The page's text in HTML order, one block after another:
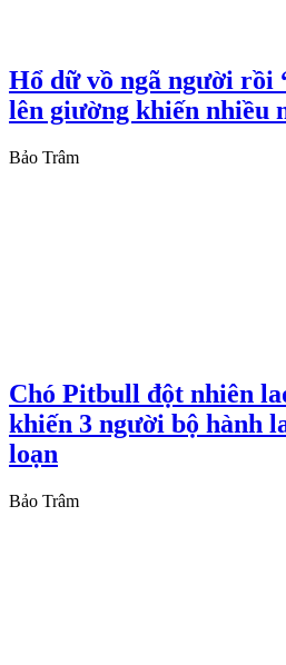
Hổ dữ vồ ngã người rồi
lên giường khiến nhiều
Bảo Trâm
Chó Pitbull đột nhiên
khiến 3 người bộ hành
loạn
Bảo Trâm